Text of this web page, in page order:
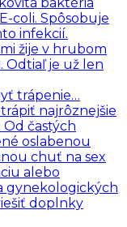
coli. Spôsobuje
infekcií.
žije v hrubom
Odtiaľ je už len
trápenie…
najrôznejšie
častých
oslabenou
chuť na sex
alebo
gynekologických
doplnky